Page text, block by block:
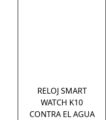
RELOJ SMART
WATCH K10
CONTRA EL AGUA